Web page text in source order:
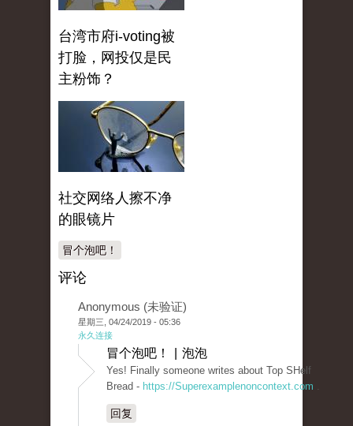
台湾市府i-voting被
打脸，网投仅是民
主粉饰？
社交网络人擦不净
的眼镜片
冒个泡吧！
评论
Anonymous (未验证)
星期三, 04/24/2019 - 05:36
永久连接
冒个泡吧！ | 泡泡
Yes! Finally someone writes about Top SHelf
Bread - https://Superexamplenoncontext.com .
回复